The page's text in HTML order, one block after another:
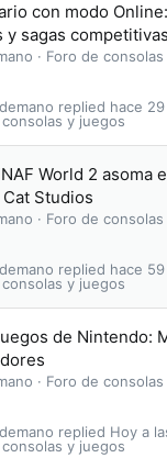
con modo
y sagas competitivas
Foro de
y juegos
hace
World 2 asoma
Studios
Foro de
y juegos
hace
de Nintendo:
Foro de
y juegos
Hoy a